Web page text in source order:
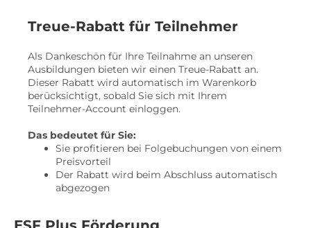
Treue-Rabatt für Teilnehmer
Als Dankeschön für Ihre Teilnahme an unseren
Ausbildungen bieten wir einen Treue-Rabatt an.
Dieser Rabatt wird automatisch im Warenkorb
berücksichtigt, sobald Sie sich mit Ihrem
Teilnehmer-Account einloggen.
Das bedeutet für Sie:
Sie profitieren bei Folgebuchungen von einem
Preisvorteil
Der Rabatt wird beim Abschluss automatisch
abgezogen